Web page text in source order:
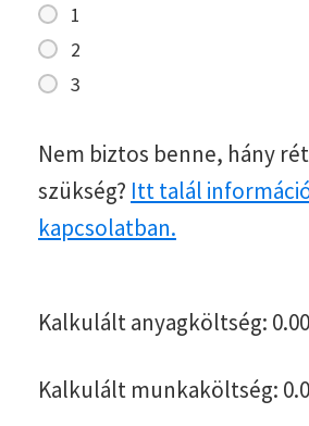
1
2
3
Nem biztos benne, hány
szükség? Itt talál
kapcsolatban.
Kalkulált anyagköltség: 0.00
Kalkulált munkaköltség: